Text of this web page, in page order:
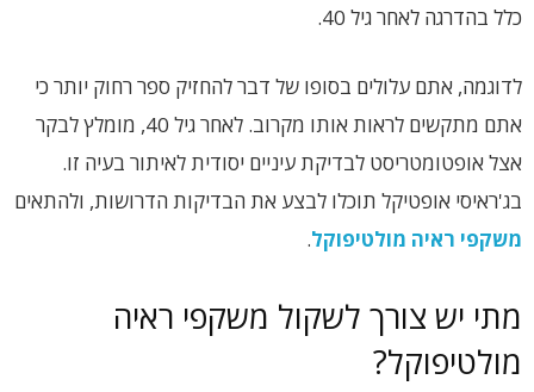
כלל בהדרגה לאחר גיל 40.
לדוגמה, אתם עלולים בסופו של דבר להחזיק ספר רחוק יותר כי
אתם מתקשים לראות אותו מקרוב. לאחר גיל 40, מומלץ לבקר
אצל אופטומטריסט לבדיקת עיניים יסודית לאיתור בעיה זו.
בג'ראיסי אופטיקל תוכלו לבצע את הבדיקות הדרושות, ולהתאים
משקפי ראיה מולטיפוקל.
מתי יש צורך לשקול משקפי ראיה
מולטיפוקל?